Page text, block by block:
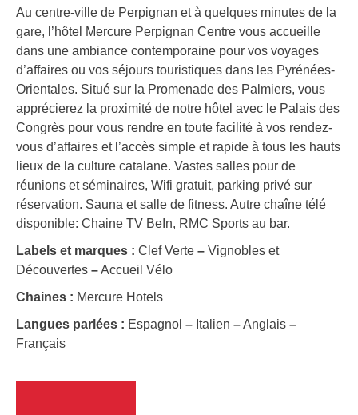
Au centre-ville de Perpignan et à quelques minutes de la
gare, l’hôtel Mercure Perpignan Centre vous accueille
dans une ambiance contemporaine pour vos voyages
d’affaires ou vos séjours touristiques dans les Pyrénées-
Orientales. Situé sur la Promenade des Palmiers, vous
apprécierez la proximité de notre hôtel avec le Palais des
Congrès pour vous rendre en toute facilité à vos rendez-
vous d’affaires et l’accès simple et rapide à tous les hauts
lieux de la culture catalane. Vastes salles pour de
réunions et séminaires, Wifi gratuit, parking privé sur
réservation. Sauna et salle de fitness. Autre chaîne télé
disponible: Chaine TV BeIn, RMC Sports au bar.
Labels et marques : Clef Verte – Vignobles et
Découvertes –Accueil Vélo
Chaines : Mercure Hotels
Langues parlées : Espagnol – Italien –Anglais –
Français